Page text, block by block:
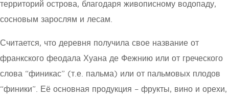
территорий острова, благодаря живописному водопаду,
сосновым зарослям и лесам.
Считается, что деревня получила свое название от
франкского феодала Хуана де Фежнию или от греческого
слова “финикас” (т.е. пальма) или от пальмовых плодов
“финики”. Её основная продукция – фрукты, вино и орехи,